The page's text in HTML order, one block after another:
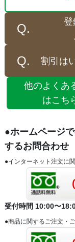
登
割引は
他のよくあ
はこち
●ホームページ
するお問合わせ
●インターネット注文に
受付時間 10:00〜
●商品に関するご注文・